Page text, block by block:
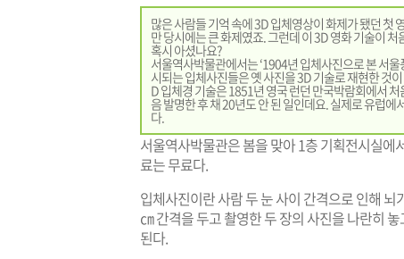
많은 사람들 기억 속에 3D 입체영상이 화제가 됐던 첫
만 당시에는 큰 화제였죠. 그런데 이 3D 영화 기술이
혹시 아셨나요?
서울역사박물관에서는 ‘1904년 입체사진으로 본 서
시되는 입체사진들은 옛 사진을 3D 기술로 재현한 것
D 입체경 기술은 1851년 영국 런던 만국박람회에서
음 발명한 후 채 20년도 안 된 일인데요. 실제로 유럽
다.
서울역사박물관은 봄을 맞아 1층 기획전시실에
료는 무료다.
입체사진이란 사람 두 눈 사이 간격으로 인해
㎝ 간격을 두고 촬영한 두 장의 사진을 나란히
된다.